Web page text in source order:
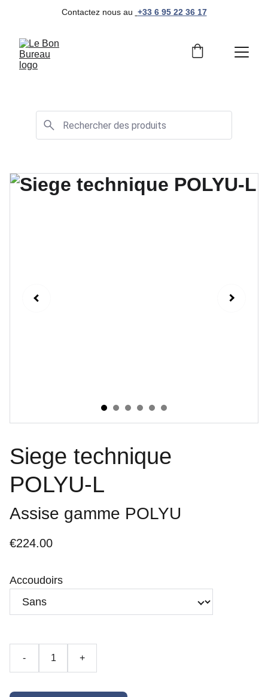
Contactez nous au +33 6 95 22 36 17
Siege technique
POLYU-L
Assise gamme POLYU
€224.00
Accoudoirs
- +